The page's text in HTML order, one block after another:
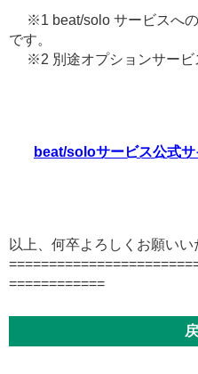
※1 beat/solo サービスへの
です。
※2 別途オプションサービ
beat/soloサービス公式サ
以上、何卒よろしくお願いい
============